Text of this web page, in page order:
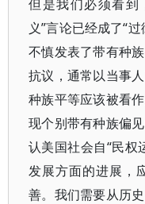
但是我们必须看到
义”言论已经成了“
不慎发表了带有种
抗议，通常以当事
种族平等应该被看
现个别带有种族偏
认美国社会自“民权
发展方面的进展，
善。我们需要从历